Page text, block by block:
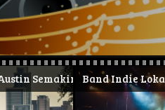
Hidup
Band Indie Lokal